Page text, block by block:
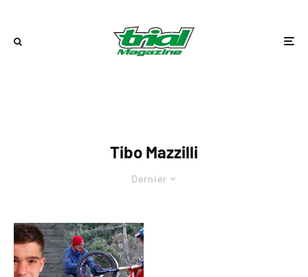
Tibo Mazzilli
Dernier